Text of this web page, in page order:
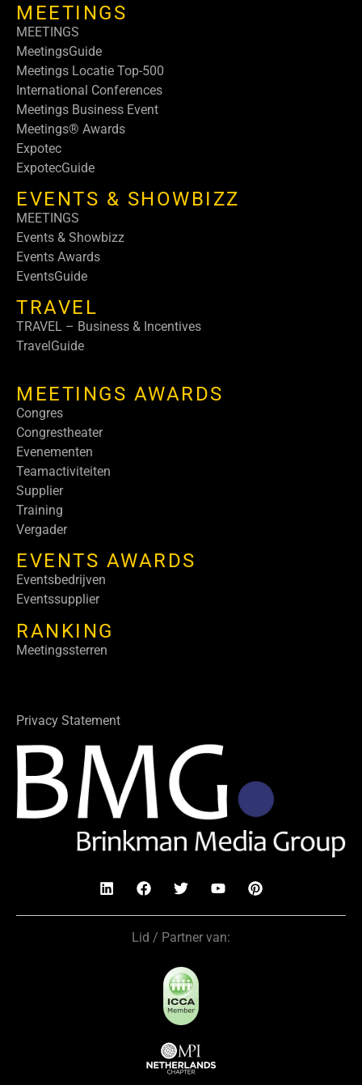
MEETINGS
MEETINGS
MeetingsGuide
Meetings Locatie Top-500
International Conferences
Meetings Business Event
Meetings® Awards
Expotec
ExpotecGuide
EVENTS & SHOWBIZZ
MEETINGS
Events & Showbizz
Events Awards
EventsGuide
TRAVEL
TRAVEL – Business & Incentives
TravelGuide
MEETINGS AWARDS
Congres
Congrestheater
Evenementen
Teamactiviteiten
Supplier
Training
Vergader
EVENTS AWARDS
Eventsbedrijven
Eventssupplier
RANKING
Meetingssterren
Privacy Statement
Lid / Partner van: